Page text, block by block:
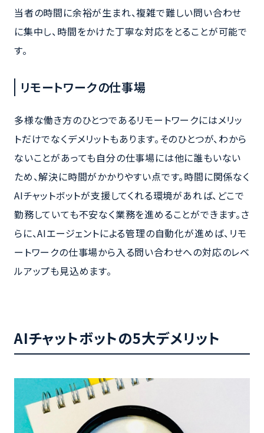
当者の時間に余裕が生まれ、複雑で難しい問い合わせ
に集中し、時間をかけた丁寧な対応をとることが可能で
す。
リモートワークの仕事場
多様な働き方のひとつであるリモートワークにはメリッ
トだけでなくデメリットもあります。そのひとつが、わから
ないことがあっても自分の仕事場には他に誰もいない
ため、解決に時間がかかりやすい点です。時間に関係なく
AIチャットボットが支援してくれる環境があれば、どこで
勤務していても不安なく業務を進めることができます。さ
らに、AIエージェントによる管理の自動化が進めば、リモ
ートワークの仕事場から入る問い合わせへの対応のレベ
ルアップも見込めます。
AIチャットボットの5大デメリット